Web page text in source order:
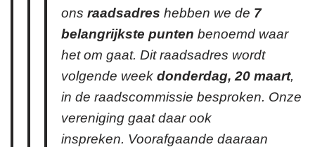
ons raadsadres hebben we de 7
belangrijkste punten benoemd waar
het om gaat. Dit raadsadres wordt
volgende week donderdag, 20 maart,
in de raadscommissie besproken. Onze
vereniging gaat daar ook
inspreken. Voorafgaande daaraan